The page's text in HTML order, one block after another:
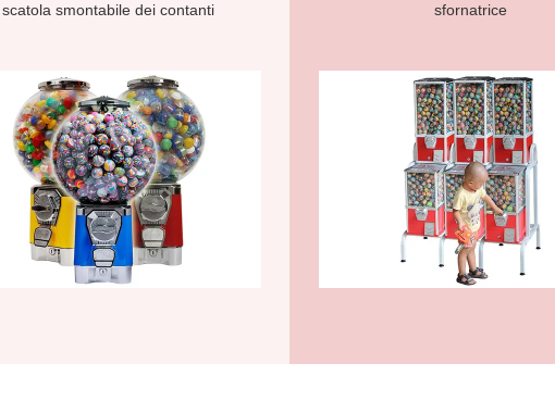
scatola smontabile dei contanti
sfornatrice